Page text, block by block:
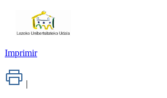
Imprimir
|